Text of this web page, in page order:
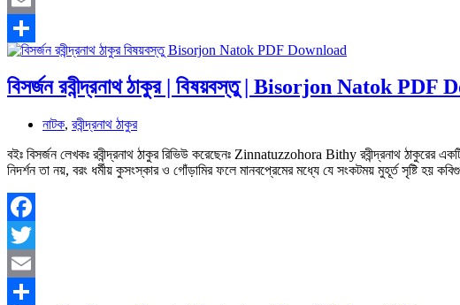
Email
Share
বিসর্জন রবীন্দ্রনাথ ঠাকুর | বিষয়বস্তু | Bisorjon Natok PDF
নাটক, রবীন্দ্রনাথ ঠাকুর
বইঃ বিসর্জন লেখকঃ রবীন্দ্রনাথ ঠাকুর রিভিউ করেছেনঃ Zinnatuzzohora Bithy রবীন্দ্রনাথ ঠাকুরের
নিদর্শন তা নয়, বরং ধর্মীয় কুসংস্কার ও গোঁড়ামির ফলে মানবপ্রেমের মধ্যে যে সংকটময় মুহূর্ত সৃষ্টি হয়
Facebook
Twitter
Email